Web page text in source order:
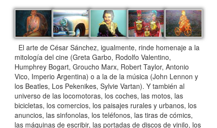
El arte de César Sánchez, igualmente, rinde homenaje a la
mitología del cine (Greta Garbo, Rodolfo Valentino,
Humphrey Bogart, Groucho Marx, Robert Taylor, Antonio
Vico, Imperio Argentina) o a la de la música (John Lennon y
los Beatles, Los Pekenikes, Sylvie Vartan). Y también al
universo de las locomotoras, los coches, las motos, las
bicicletas, los comercios, los paisajes rurales y urbanos, los
anuncios, las sinfonolas, los teléfonos, las tiras de cómics,
las máquinas de escribir, las portadas de discos de vinilo, los